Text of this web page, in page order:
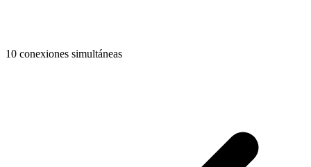
10 conexiones simultáneas